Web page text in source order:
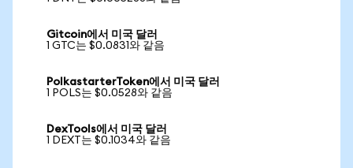
Gitcoin에서 미국 달러
1 GTC는 $0.0831와 같음
PolkastarterToken에서 미국 달러
1 POLS는 $0.0528와 같음
DexTools에서 미국 달러
1 DEXT는 $0.1034와 같음